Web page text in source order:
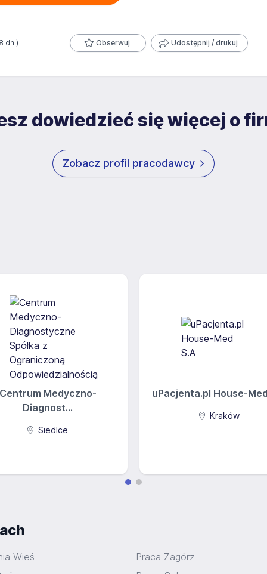
dni) Obserwuj Udostępnij / drukuj
dowiedzieć się więcej o
Zobacz profil pracodawcy
Medyczno-
Diagnost...
Siedlce
uPacjenta.pl House-
Kraków
Wieś
Praca Zagórz